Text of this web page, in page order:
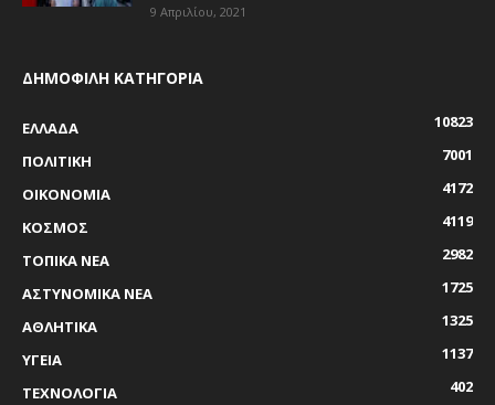
9 Απριλίου, 2021
ΔΗΜΟΦΙΛΗ ΚΑΤΗΓΟΡΙΑ
ΕΛΛΑΔΑ
10823
ΠΟΛΙΤΙΚΗ
7001
ΟΙΚΟΝΟΜΙΑ
4172
ΚΟΣΜΟΣ
4119
ΤΟΠΙΚΑ ΝΕΑ
2982
ΑΣΤΥΝΟΜΙΚΑ ΝΕΑ
1725
ΑΘΛΗΤΙΚΑ
1325
ΥΓΕΙΑ
1137
ΤΕΧΝΟΛΟΓΙΑ
402